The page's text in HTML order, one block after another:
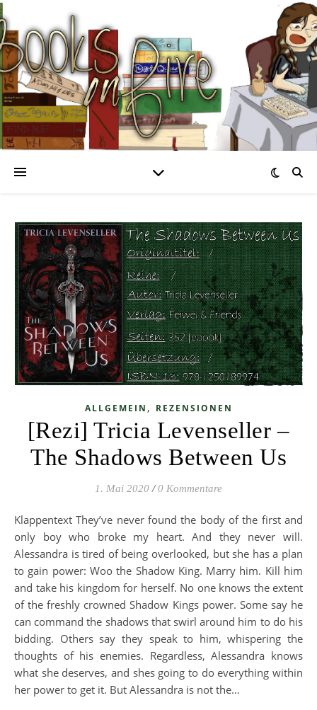
ALLGEMEIN , REZENSIONEN
[Rezi] Tricia Levenseller –
The Shadows Between Us
1. Mai 2020 / 0 Kommentare
Klappentext They’ve never found the body of the first and
only boy who broke my heart. And they never will.
Alessandra is tired of being overlooked, but she has a plan
to gain power: Woo the Shadow King. Marry him. Kill him
and take his kingdom for herself. No one knows the extent
of the freshly crowned Shadow Kings power. Some say he
can command the shadows that swirl around him to do his
bidding. Others say they speak to him, whispering the
thoughts of his enemies. Regardless, Alessandra knows
what she deserves, and shes going to do everything within
her power to get it. But Alessandra is not the…